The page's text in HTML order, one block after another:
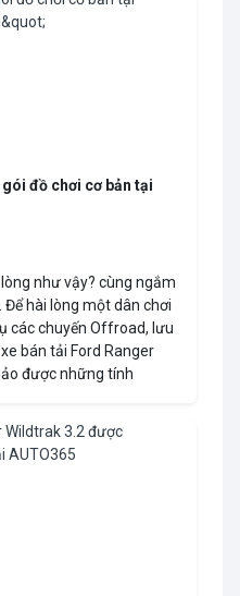
đồ chơi cơ bản tại
như vậy? cùng ngắm
hài lòng một dân chơi
các chuyến Offroad, lưu
bán tải Ford Ranger
được những tính